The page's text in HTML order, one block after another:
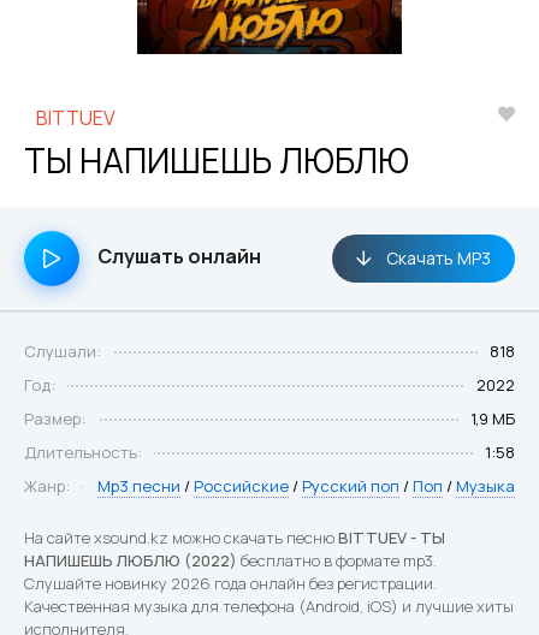
BITTUEV
ТЫ НАПИШЕШЬ ЛЮБЛЮ
Слушать онлайн Скачать MP3
Слушали:
818
Год:
2022
Размер:
1,9 МБ
Длительность:
1:58
Жанр:
Mp3 песни / Российские / Русский поп / Поп / Музыка
На сайте xsound.kz можно скачать песнюBITTUEV - ТЫ
НАПИШЕШЬ ЛЮБЛЮ (2022) бесплатно в формате mp3.
Слушайте новинку 2026 года онлайн без регистрации.
Качественная музыка для телефона (Android, iOS) и лучшие хиты
исполнителя.